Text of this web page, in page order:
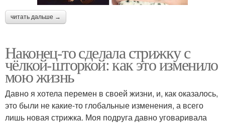
читать дальше →
Наконец-то сделала стрижку с
чёлкой-шторкой: как это изменило
мою жизнь
Давно я хотела перемен в своей жизни, и, как оказалось,
это были не какие-то глобальные изменения, а всего
лишь новая стрижка. Моя подруга давно уговаривала